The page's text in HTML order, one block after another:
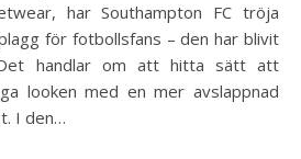
har Southampton FC tröja
för fotbollsfans – den har blivit
handlar om att hitta sätt att
looken med en mer avslappnad
I den…